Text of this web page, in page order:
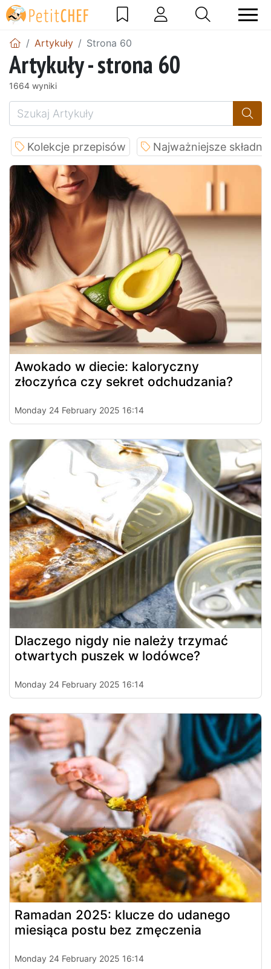
Artykuły Strona 60
Artykuły - strona 60
1664 wyniki
Kolekcje przepisów Najważniejsze
Awokado w diecie: kaloryczny
złoczyńca czy sekret odchudzania?
Monday 24 February 2025 16:14
Dlaczego nigdy nie należy trzymać
otwartych puszek w lodówce?
Monday 24 February 2025 16:14
Ramadan 2025: klucze do udanego
miesiąca postu bez zmęczenia
Monday 24 February 2025 16:14